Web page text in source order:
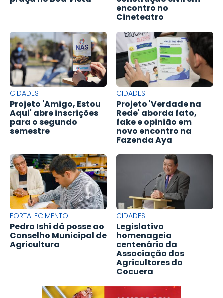
encontro no
Cineteatro
CIDADES
Projeto 'Amigo, Estou
Aqui' abre inscrições
para o segundo
semestre
CIDADES
Projeto 'Verdade na
Rede' aborda fato,
fake e opinião em
novo encontro na
Fazenda Aya
FORTALECIMENTO
Pedro Ishi dá posse ao
Conselho Municipal de
Agricultura
CIDADES
Legislativo
homenageia
centenário da
Associação dos
Agricultores do
Cocuera